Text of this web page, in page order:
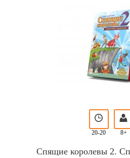
20-20 8+
Спящие королевы 2.